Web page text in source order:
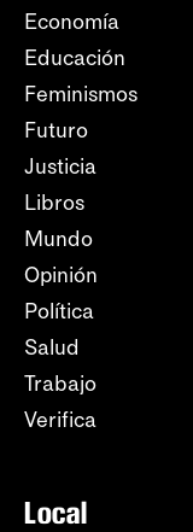
Economía
Educación
Feminismos
Futuro
Justicia
Libros
Mundo
Opinión
Política
Salud
Trabajo
Verifica
Local